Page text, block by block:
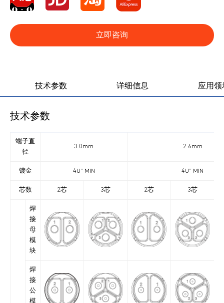
立即咨询
技术参数 详细信息 应用领
技术参数
端子直
径
3.0mm 2.6mm
镀金 4U” MIN 4U” MIN
芯数 2芯 3芯 2芯 3芯
焊
接
母
模
块
焊
接
公
模